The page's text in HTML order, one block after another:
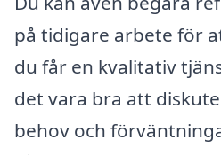
på tidigare arbete för
du får en kvalitativ
det vara bra att
behov och